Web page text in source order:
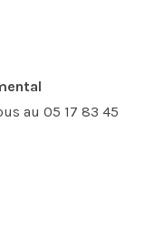
au 05 17 83 45